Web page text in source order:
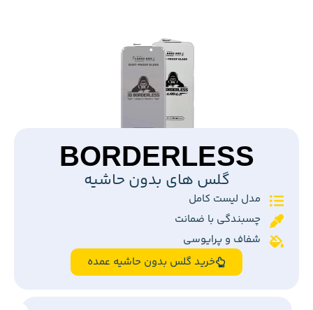
BORDERLESS
گلس های بدون حاشیه
مدل لیست کامل
چسبندگی با ضمانت
شفاف و پرایوسی
خرید گلس بدون حاشیه عمده